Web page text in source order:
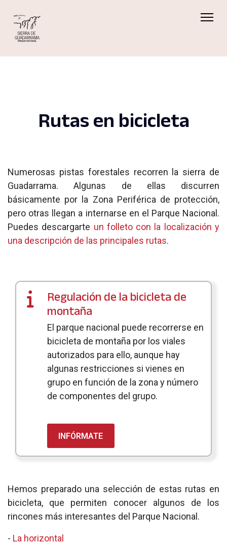
Rutas en bicicleta
Numerosas pistas forestales recorren la sierra de
Guadarrama. Algunas de ellas discurren
básicamente por la Zona Periférica de protección,
pero otras llegan a internarse en el Parque Nacional.
Puedes descargarte un folleto con la localización y
una descripción de las principales rutas.
Regulación de la bicicleta de
montaña
El parque nacional puede recorrerse en
bicicleta de montaña por los viales
autorizados para ello, aunque hay
algunas restricciones si vienes en
grupo en función de la zona y número
de componentes del grupo.
INFÓRMATE
Hemos preparado una selección de estas rutas en
bicicleta, que permiten conocer algunos de los
rincones más interesantes del Parque Nacional.
- La horizontal